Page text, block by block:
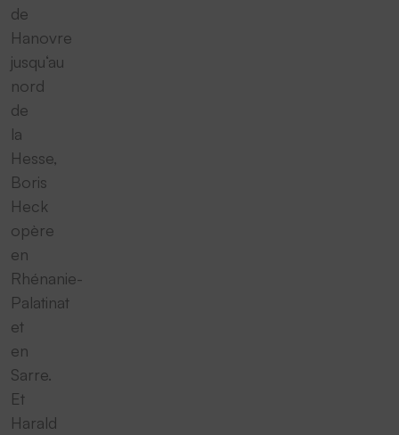
de
Hanovre
jusqu‘au
nord
de
la
Hesse,
Boris
Heck
opère
en
Rhénanie-
Palatinat
et
en
Sarre.
Et
Harald